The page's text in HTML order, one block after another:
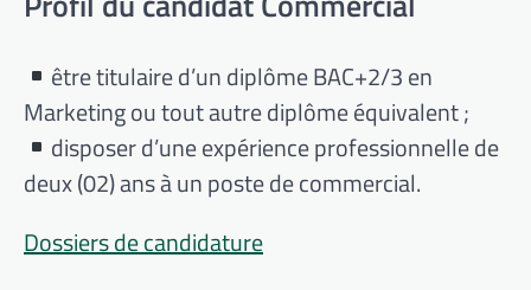
être titulaire d’un diplôme BAC+2/3 en
Marketing ou tout autre diplôme équivalent ;
disposer d’une expérience professionnelle de
deux (02) ans à un poste de commercial.
Dossiers de candidature